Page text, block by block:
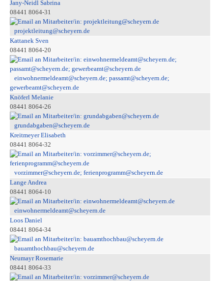
Jany-Neidl Sabrina
08441 8064-31
projektleitung@scheyern.de
Kattanek Sven
08441 8064-20
einwohnermeldeamt@scheyern.de; passamt@scheyern.de;
gewerbeamt@scheyern.de
Knöferl Melanie
08441 8064-26
grundabgaben@scheyern.de
Kreitmeyer Elisabeth
08441 8064-32
vorzimmer@scheyern.de; ferienprogramm@scheyern.de
Lange Andrea
08441 8064-10
einwohnermeldeamt@scheyern.de
Loos Daniel
08441 8064-34
bauamthochbau@scheyern.de
Neumayr Rosemarie
08441 8064-33